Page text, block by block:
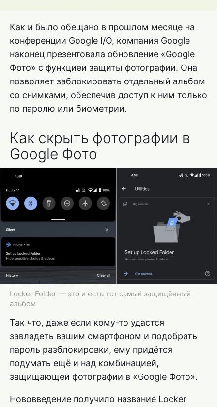
Как и было обещано в прошлом месяце на
конференции Google I/O, компания Google
наконец презентовала обновление «Google
Фото» с функцией защиты фотографий. Она
позволяет заблокировать отдельный альбом
со снимками, обеспечив доступ к ним только
по паролю или биометрии.
Как скрыть фотографии в
Google Фото
Locker Folder — это и есть тот самый защищённый
альбом
Так что, даже если кому-то удастся
завладеть вашим смартфоном и подобрать
пароль разблокировки, ему придётся
подумать ещё и над комбинацией,
защищающей фотографии в «Google Фото».
Нововведение получило название Locker